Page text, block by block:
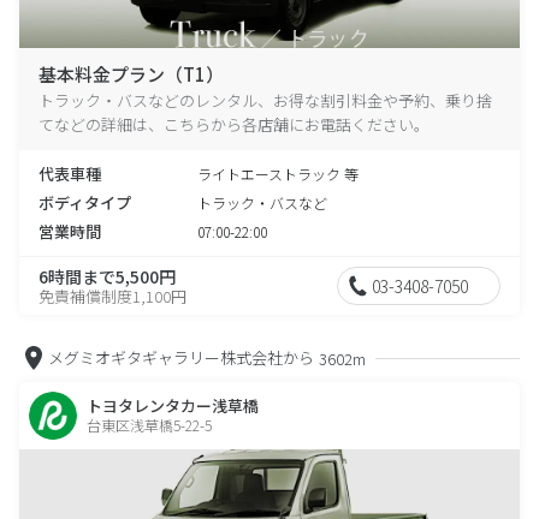
基本料金プラン（T1）
トラック・バスなどのレンタル、お得な割引料金や予約、乗り捨
てなどの詳細は、こちらから各店舗にお電話ください。
代表車種 ライトエーストラック 等
ボディタイプ トラック・バスなど
営業時間 07:00-22:00
6時間まで5,500円
免責補償制度1,100円 03-3408-7050
メグミオギタギャラリー株式会社から 3602m
トヨタレンタカー浅草橋
台東区浅草橋5-22-5